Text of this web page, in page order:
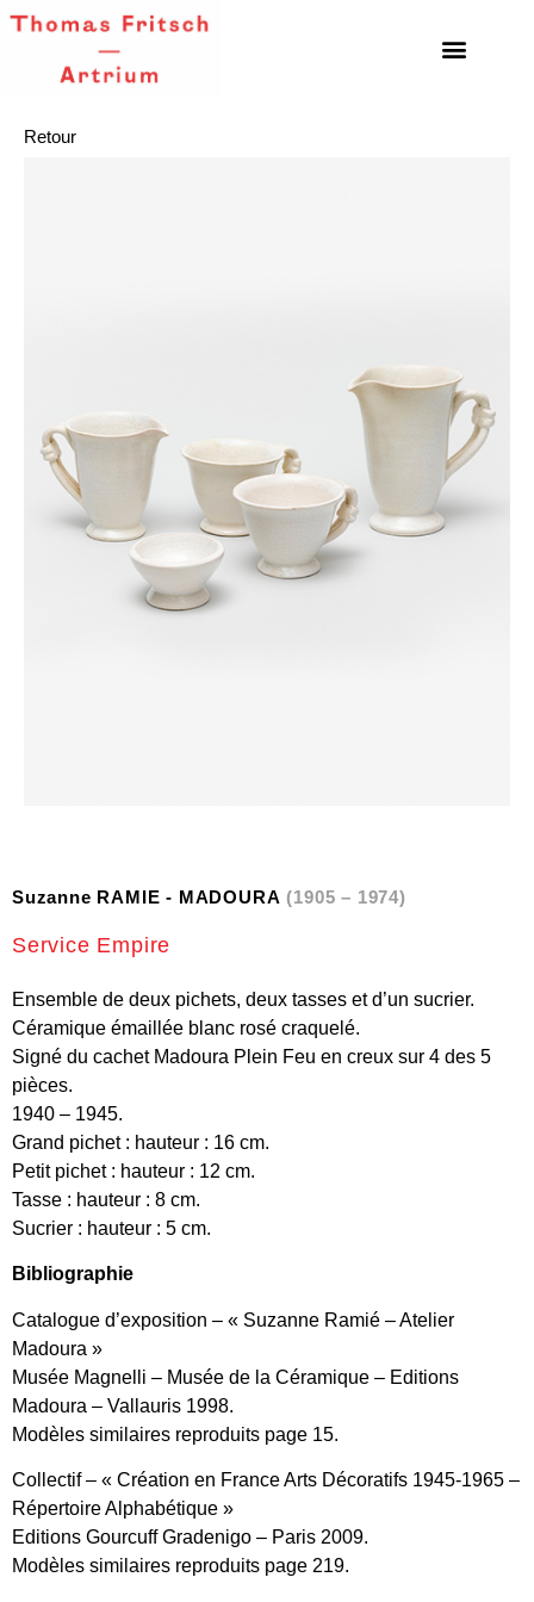
Retour
Suzanne RAMIE - MADOURA (1905 – 1974)
Service Empire
Ensemble de deux pichets, deux tasses et d’un sucrier.
Céramique émaillée blanc rosé craquelé.
Signé du cachet Madoura Plein Feu en creux sur 4 des 5
pièces.
1940 – 1945.
Grand pichet : hauteur : 16 cm.
Petit pichet : hauteur : 12 cm.
Tasse : hauteur : 8 cm.
Sucrier : hauteur : 5 cm.
Bibliographie
Catalogue d’exposition – « Suzanne Ramié – Atelier
Madoura »
Musée Magnelli – Musée de la Céramique – Editions
Madoura – Vallauris 1998.
Modèles similaires reproduits page 15.
Collectif – « Création en France Arts Décoratifs 1945-1965 –
Répertoire Alphabétique »
Editions Gourcuff Gradenigo – Paris 2009.
Modèles similaires reproduits page 219.